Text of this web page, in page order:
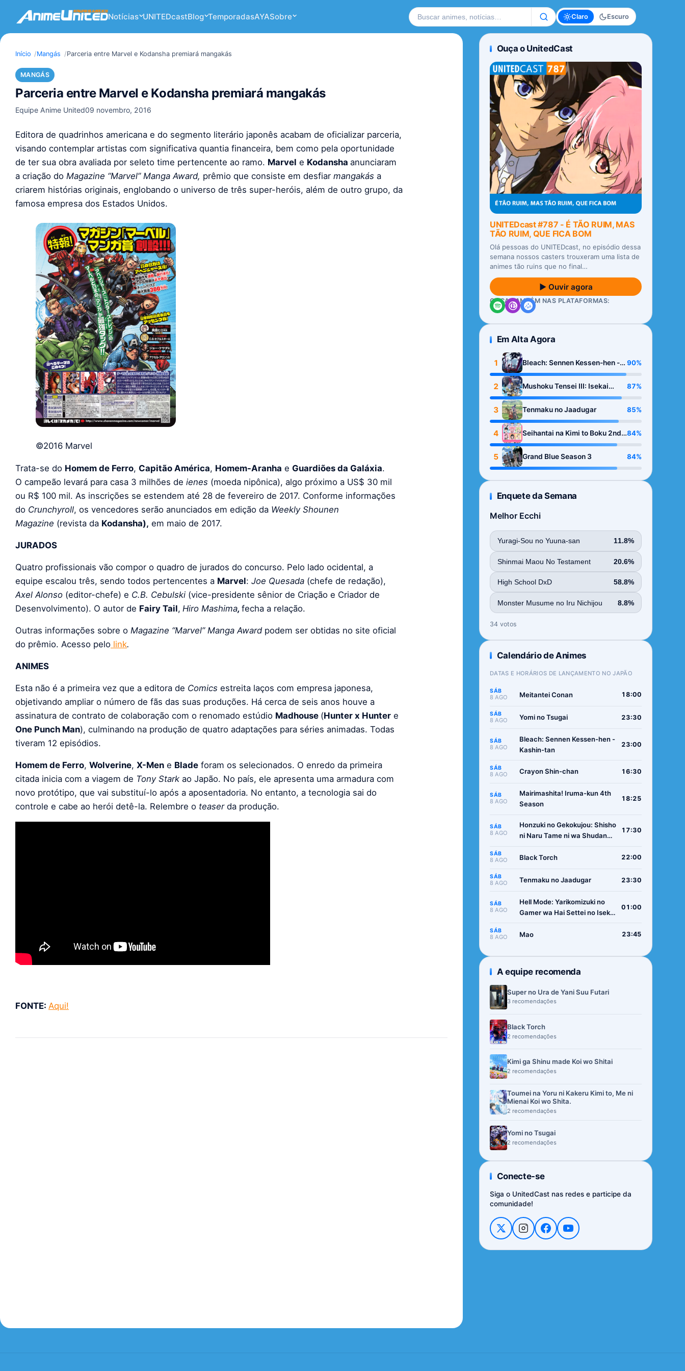
Notícias UNITEDcastBlog TemporadasAYASobre Buscar no site Claro Escuro
Início Mangás Parceria entre Marvel e Kodansha premiará mangakás
MANGÁS
Parceria entre Marvel e Kodansha premiará mangakás
Equipe Anime United09 novembro, 2016
Editora de quadrinhos americana e do segmento literário japonês acabam de oficializar parceria,
visando contemplar artistas com significativa quantia financeira, bem como pela oportunidade
de ter sua obra avaliada por seleto time pertencente ao ramo. Marvel e Kodansha anunciaram
a criação do Magazine “Marvel” Manga Award, prêmio que consiste em desfiar mangakás a
criarem histórias originais, englobando o universo de três super-heróis, além de outro grupo, da
famosa empresa dos Estados Unidos.
©2016 Marvel
Trata-se do Homem de Ferro, Capitão América, Homem-Aranha e Guardiões da Galáxia.
O campeão levará para casa 3 milhões de ienes (moeda nipônica), algo próximo a US$ 30 mil
ou R$ 100 mil. As inscrições se estendem até 28 de fevereiro de 2017. Conforme informações
do Crunchyroll, os vencedores serão anunciados em edição da Weekly Shounen
Magazine (revista da Kodansha), em maio de 2017.
JURADOS
Quatro profissionais vão compor o quadro de jurados do concurso. Pelo lado ocidental, a
equipe escalou três, sendo todos pertencentes a Marvel: Joe Quesada (chefe de redação),
Axel Alonso (editor-chefe) e C.B. Cebulski (vice-presidente sênior de Criação e Criador de
Desenvolvimento). O autor de Fairy Tail, Hiro Mashima, fecha a relação.
Outras informações sobre o Magazine “Marvel” Manga Award podem ser obtidas no site oficial
do prêmio. Acesso pelo link.
ANIMES
Esta não é a primeira vez que a editora de Comics estreita laços com empresa japonesa,
objetivando ampliar o número de fãs das suas produções. Há cerca de seis anos houve a
assinatura de contrato de colaboração com o renomado estúdio Madhouse (Hunter x Hunter e
One Punch Man), culminando na produção de quatro adaptações para séries animadas. Todas
tiveram 12 episódios.
Homem de Ferro, Wolverine, X-Men e Blade foram os selecionados. O enredo da primeira
citada inicia com a viagem de Tony Stark ao Japão. No país, ele apresenta uma armadura com
novo protótipo, que vai substituí-lo após a aposentadoria. No entanto, a tecnologia sai do
controle e cabe ao herói detê-la. Relembre o teaserda produção.
FONTE: Aqui!
Ouça o UnitedCast
UNITEDcast #787 - É TÃO RUIM, MAS
TÃO RUIM, QUE FICA BOM
Olá pessoas do UNITEDcast, no episódio dessa
semana nossos casters trouxeram uma lista de
animes tão ruins que no final…
▶ Ouvir agora
OUÇA TAMBÉM NAS PLATAFORMAS:
Em Alta Agora
1
Bleach: Sennen Kessen-hen -
Kashin-tan
90%
2
Mushoku Tensei III: Isekai
Ittara Honki Dasu
87%
3 Tenmaku no Jaadugar 85%
4
Seihantai na Kimi to Boku 2nd
Season
84%
5 Grand Blue Season 3 84%
Enquete da Semana
Melhor Ecchi
Yuragi-Sou no Yuuna-san 11.8%
Shinmai Maou No Testament 20.6%
High School DxD 58.8%
Monster Musume no Iru Nichijou 8.8%
34 votos
Calendário de Animes
DATAS E HORÁRIOS DE LANÇAMENTO NO JAPÃO
SÁB
8 AGO Meitantei Conan 18:00
SÁB
8 AGO Yomi no Tsugai 23:30
SÁB
8 AGO
Bleach: Sennen Kessen-hen -
Kashin-tan
23:00
SÁB
8 AGO Crayon Shin-chan 16:30
SÁB
8 AGO
Mairimashita! Iruma-kun 4th
Season
18:25
SÁB
8 AGO
Honzuki no Gekokujou: Shisho
ni Naru Tame ni wa Shudan
Ryoushu no Youjo
17:30
SÁB
8 AGO Black Torch 22:00
SÁB
8 AGO Tenmaku no Jaadugar 23:30
SÁB
8 AGO
Hell Mode: Yarikomizuki no
Gamer wa Hai Settei no Isekai
01:00
SÁB
8 AGO Mao 23:45
A equipe recomenda
Super no Ura de Yani Suu Futari
3 recomendações
Black Torch
2 recomendações
Kimi ga Shinu made Koi wo Shitai
2 recomendações
Toumei na Yoru ni Kakeru Kimi to, Me ni
Mienai Koi wo Shita.
2 recomendações
Yomi no Tsugai
2 recomendações
Conecte-se
Siga o UnitedCast nas redes e participe da
comunidade!